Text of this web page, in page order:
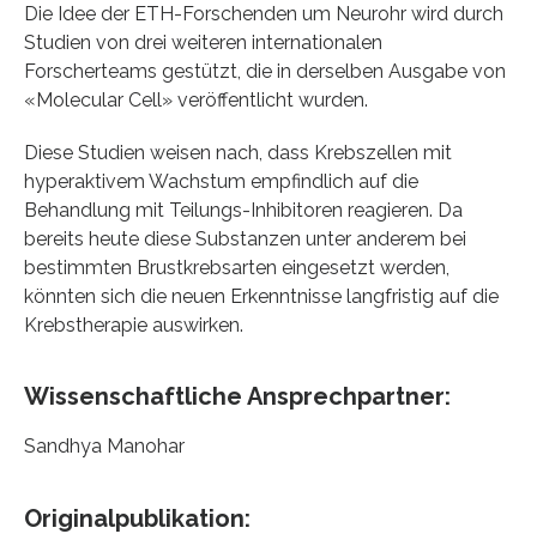
Die Idee der ETH-Forschenden um Neurohr wird durch
Studien von drei weiteren internationalen
Forscherteams gestützt, die in derselben Ausgabe von
«Molecular Cell» veröffentlicht wurden.
Diese Studien weisen nach, dass Krebszellen mit
hyperaktivem Wachstum empfindlich auf die
Behandlung mit Teilungs-Inhibitoren reagieren. Da
bereits heute diese Substanzen unter anderem bei
bestimmten Brustkrebsarten eingesetzt werden,
könnten sich die neuen Erkenntnisse langfristig auf die
Krebstherapie auswirken.
Wissenschaftliche Ansprechpartner:
Sandhya Manohar
Originalpublikation: